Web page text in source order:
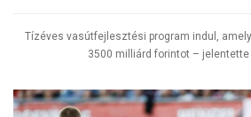
Tízéves vasútfejlesztési program indul,
3500 milliárd forintot – jelentette